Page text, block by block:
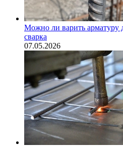
Можно ли варить арматуру
сварка
07.05.2026